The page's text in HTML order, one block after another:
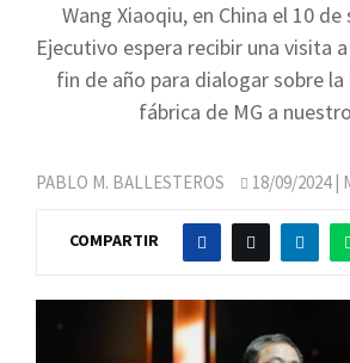
Wang Xiaoqiu, en China el 10
Ejecutivo espera recibir una visita
fin de año para dialogar sobre la
fábrica de MG a
PABLO M. BALLESTEROS 18/09/2024|
COMPARTIR